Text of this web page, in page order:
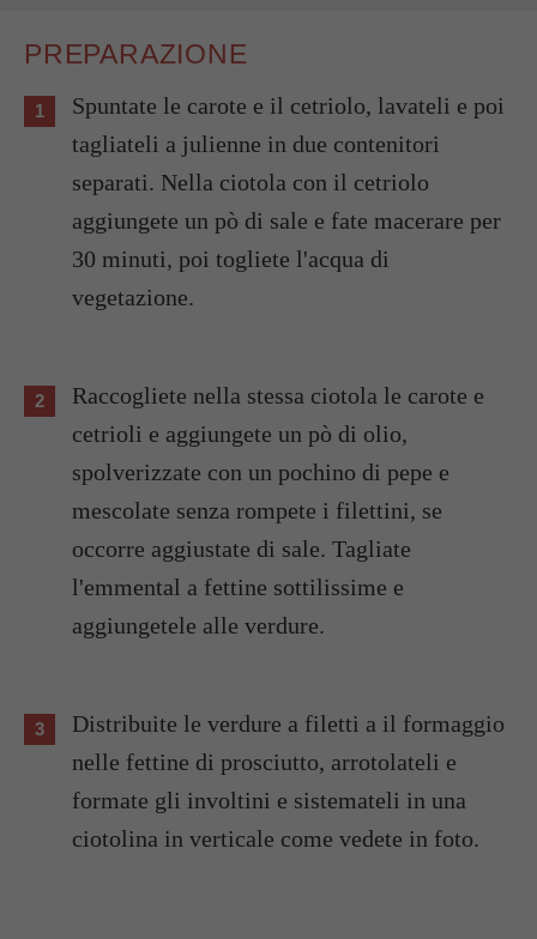
PREPARAZIONE
Spuntate le carote e il cetriolo, lavateli e poi
tagliateli a julienne in due contenitori
separati. Nella ciotola con il cetriolo
aggiungete un pò di sale e fate macerare per
30 minuti, poi togliete l'acqua di
vegetazione.
Raccogliete nella stessa ciotola le carote e
cetrioli e aggiungete un pò di olio,
spolverizzate con un pochino di pepe e
mescolate senza rompete i filettini, se
occorre aggiustate di sale. Tagliate
l'emmental a fettine sottilissime e
aggiungetele alle verdure.
Distribuite le verdure a filetti a il formaggio
nelle fettine di prosciutto, arrotolateli e
formate gli involtini e sistemateli in una
ciotolina in verticale come vedete in foto.